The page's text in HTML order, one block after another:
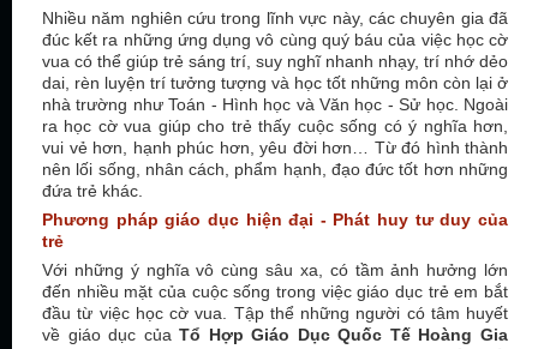
Nhiều năm nghiên cứu trong lĩnh vực này, các chuyên gia đã
đúc kết ra những ứng dụng vô cùng quý báu của việc học cờ
vua có thể giúp trẻ sáng trí, suy nghĩ nhanh nhạy, trí nhớ dẻo
dai, rèn luyện trí tưởng tượng và học tốt những môn còn lại ở
nhà trường như Toán - Hình học và Văn học - Sử học. Ngoài
ra học cờ vua giúp cho trẻ thấy cuộc sống có ý nghĩa hơn,
vui vẻ hơn, hạnh phúc hơn, yêu đời hơn… Từ đó hình thành
nên lối sống, nhân cách, phẩm hạnh, đạo đức tốt hơn những
đứa trẻ khác.
Phương pháp giáo dục hiện đại - Phát huy tư duy của
trẻ
Với những ý nghĩa vô cùng sâu xa, có tầm ảnh hưởng lớn
đến nhiều mặt của cuộc sống trong việc giáo dục trẻ em bắt
đầu từ việc học cờ vua. Tập thể những người có tâm huyết
về giáo dục củaTổ Hợp Giáo Dục Quốc Tế Hoàng Gia